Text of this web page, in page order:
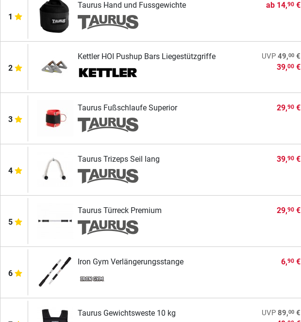
1
Taurus Hand und Fussgewichte ab 14,90 €
2
Kettler HOI Pushup Bars Liegestützgriffe UVP 49,00 €
39,00 €
3
Taurus Fußschlaufe Superior 29,90 €
4
Taurus Trizeps Seil lang 39,90 €
5
Taurus Türreck Premium 29,90 €
6
Iron Gym Verlängerungsstange 6,90 €
Taurus Gewichtsweste 10 kg UVP 89,00 €